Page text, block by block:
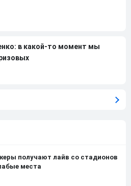
в какой-то момент мы
получают лайв со стадионов
места